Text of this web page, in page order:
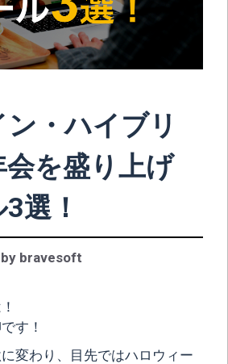
・ハイブリ
会を盛り上げ
選！
by bravesoft
す！
変わり、目先ではハロウィー